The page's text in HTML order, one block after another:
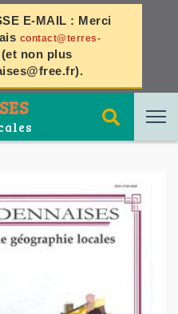
E-MAIL : Merci
contact@terres-
(et non plus
).